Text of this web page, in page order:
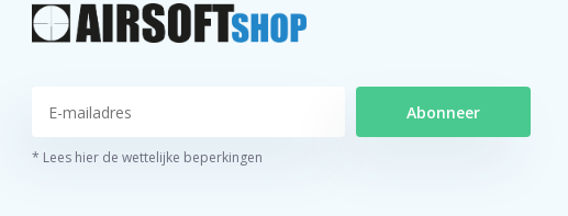
Abonneer
* Lees hier de wettelijke beperkingen